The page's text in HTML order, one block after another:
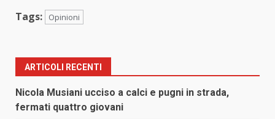
Tags: Opinioni
ARTICOLI RECENTI
Nicola Musiani ucciso a calci e pugni in strada,
fermati quattro giovani